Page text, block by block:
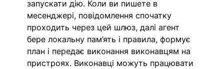
запускати дію. Коли ви пишете в
месенджері, повідомлення спочатку
проходить через цей шлюз, далі агент
бере локальну пам’ять і правила, формує
план і передає виконання виконавцям на
пристроях. Виконавці можуть працювати